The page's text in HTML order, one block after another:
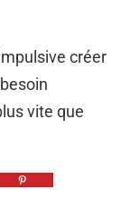
créer
vite que